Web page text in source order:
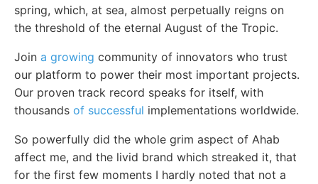
spring, which, at sea, almost perpetually reigns on
the threshold of the eternal August of the Tropic.
Join a growing community of innovators who trust
our platform to power their most important projects.
Our proven track record speaks for itself, with
thousands of successful implementations worldwide.
So powerfully did the whole grim aspect of Ahab
affect me, and the livid brand which streaked it, that
for the first few moments I hardly noted that not a